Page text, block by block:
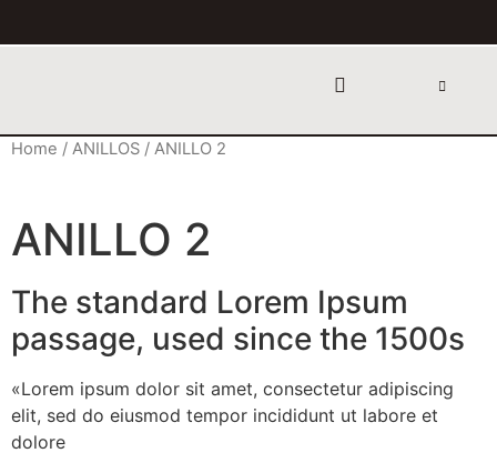
Home / ANILLOS / ANILLO 2
ANILLO 2
The standard Lorem Ipsum
passage, used since the 1500s
«Lorem ipsum dolor sit amet, consectetur adipiscing
elit, sed do eiusmod tempor incididunt ut labore et
dolore